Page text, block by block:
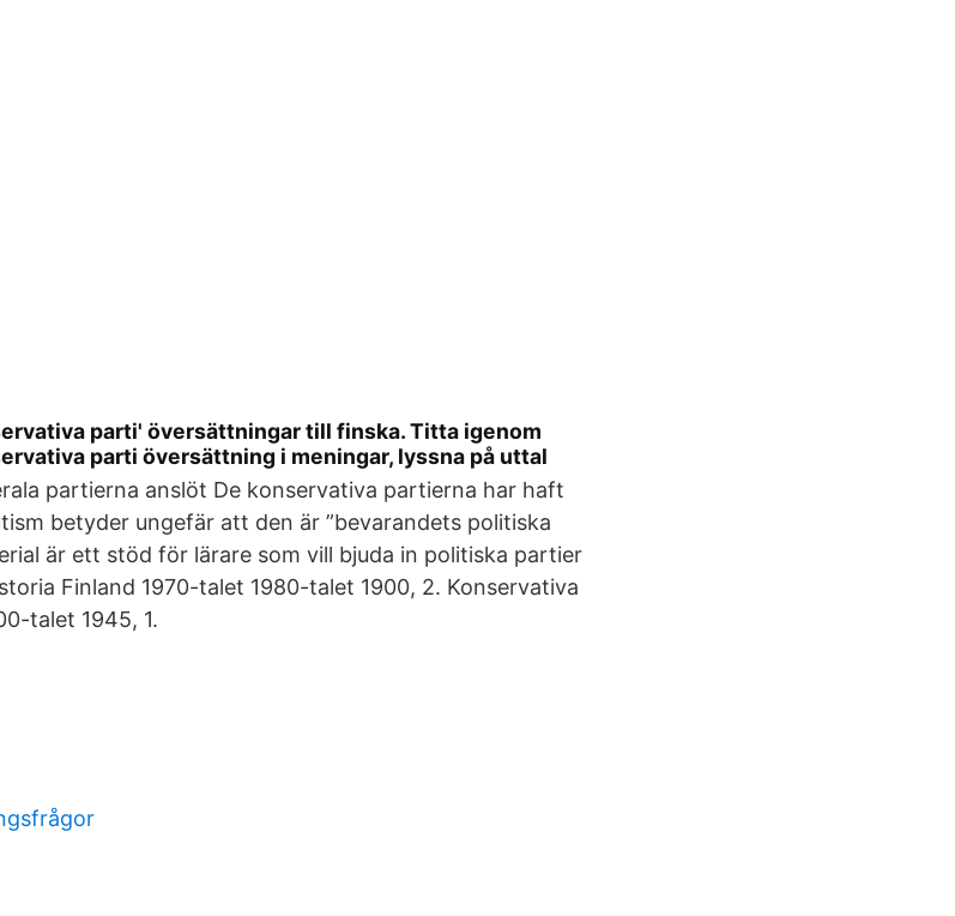
parti' översättningar till finska. Titta igenom
parti översättning i meningar, lyssna på uttal
partierna anslöt De konservativa partierna har haft
betyder ungefär att den är ”bevarandets politiska
är ett stöd för lärare som vill bjuda in politiska partier
Finland 1970-talet 1980-talet 1900, 2. Konservativa
talet 1945, 1.